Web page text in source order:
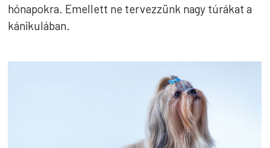
hónapokra. Emellett ne tervezzünk nagy túrákat a
kánikulában.